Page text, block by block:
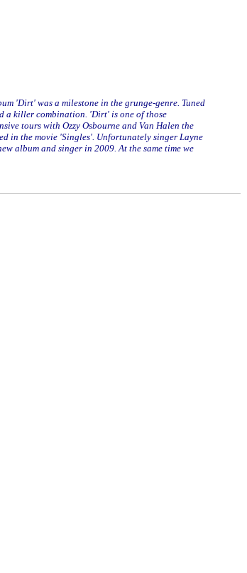
'Dirt' was a milestone in the grunge-genre. Tuned
a killer combination. 'Dirt' is one of those
tours with Ozzy Osbourne and Van Halen the
in the movie 'Singles'. Unfortunately singer Layne
album and singer in 2009. At the same time we